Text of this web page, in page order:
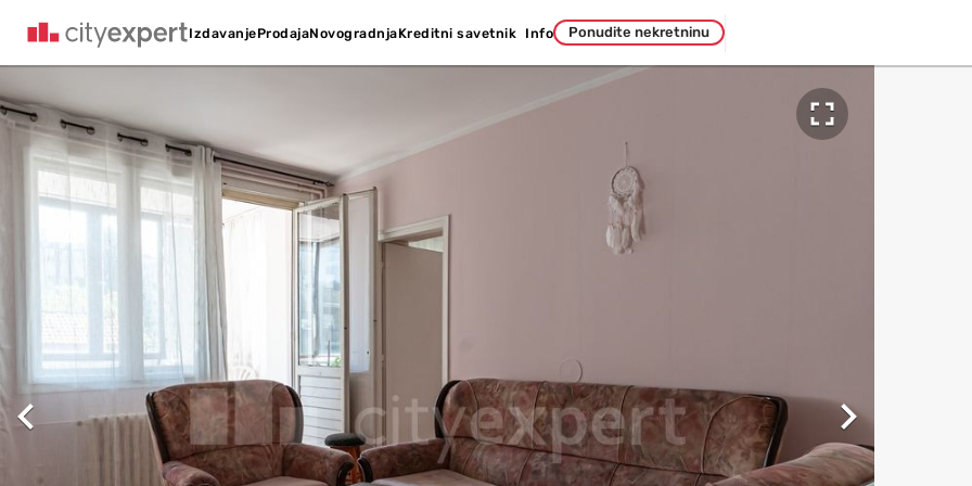
IzdavanjeProdajaNovogradnjaKreditni savetnik Info Ponudite nekretninu
 
